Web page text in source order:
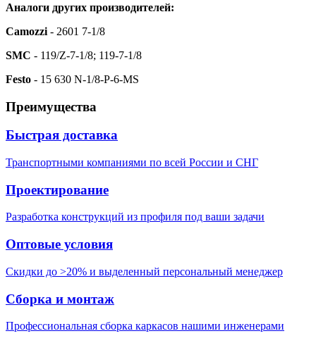
Аналоги других производителей:
Camozzi - 2601 7-1/8
SMC - 119/Z-7-1/8; 119-7-1/8
Festo - 15 630 N-1/8-P-6-MS
Преимущества
Быстрая доставка
Транспортными компаниями по всей России и СНГ
Проектирование
Разработка конструкций из профиля под ваши задачи
Оптовые условия
Скидки до >20% и выделенный персональный менеджер
Сборка и монтаж
Профессиональная сборка каркасов нашими инженерами